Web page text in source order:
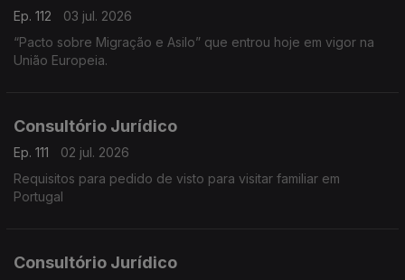
Ep. 112
03 jul. 2026
“Pacto sobre Migração e Asilo” que entrou hoje em vigor na
União Europeia.
Consultório Jurídico
Ep. 111
02 jul. 2026
Requisitos para pedido de visto para visitar familiar em
Portugal
Consultório Jurídico